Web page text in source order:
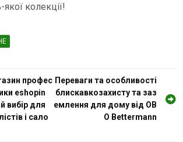
колекції!
профес
eshopin
вибір для
і сало
Переваги та особливості
блискавкозахисту та заз
емлення для дому від OB
O Bettermann